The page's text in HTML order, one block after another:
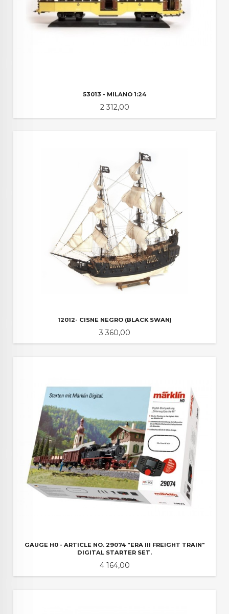
53013 - MILANO 1:24
Pris
2 312,00
12012- CISNE NEGRO (BLACK SWAN)
Pris
3 360,00
GAUGE H0 - ARTICLE NO. 29074 "ERA III FREIGHT TRAIN"
DIGITAL STARTER SET.
Pris
4 164,00